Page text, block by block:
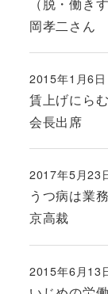
岡孝二さん
賃上げにら
会長出席
投稿日
2015年1月6日
うつ病は業
京高裁
投稿日
2017年5月23
投稿日
2015年6月13